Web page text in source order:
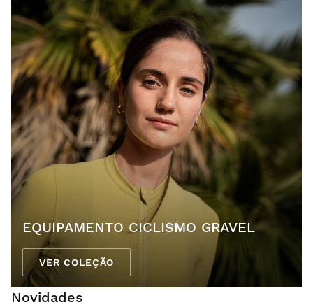
EQUIPAMENTO CICLISMO GRAVEL
VER COLEÇÃO
Novidades